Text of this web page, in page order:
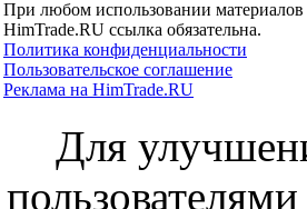
При любом использовании материалов
HimTrade.RU ссылка обязательна.
Политика конфиденциальности
Пользовательское соглашение
Реклама на HimTrade.RU
Для